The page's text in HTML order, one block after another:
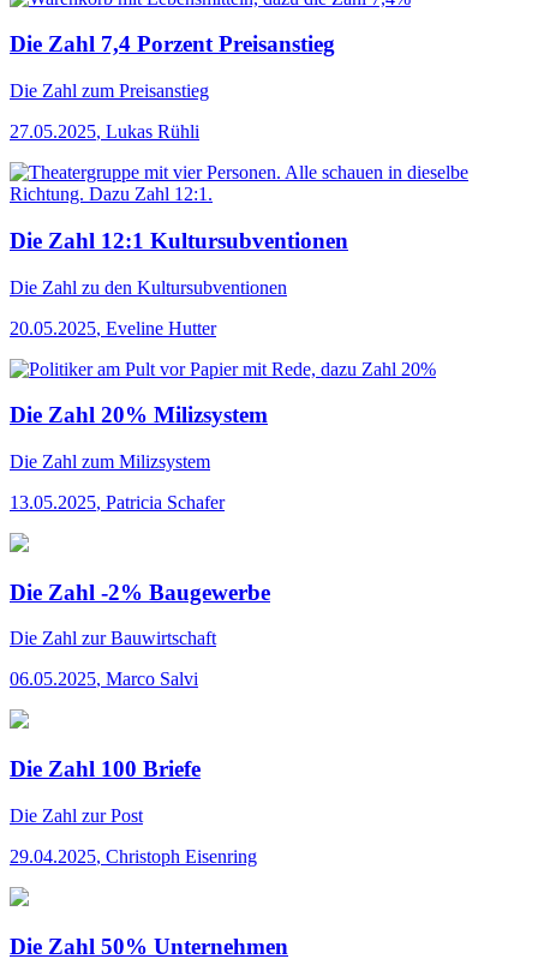
Die Zahl 7,4 Porzent Preisanstieg
Die Zahl zum Preisanstieg
27.05.2025, Lukas Rühli
Die Zahl 12:1 Kultursubventionen
Die Zahl zu den Kultursubventionen
20.05.2025, Eveline Hutter
Die Zahl 20% Milizsystem
Die Zahl zum Milizsystem
13.05.2025, Patricia Schafer
Die Zahl -2% Baugewerbe
Die Zahl zur Bauwirtschaft
06.05.2025, Marco Salvi
Die Zahl 100 Briefe
Die Zahl zur Post
29.04.2025, Christoph Eisenring
Die Zahl 50% Unternehmen